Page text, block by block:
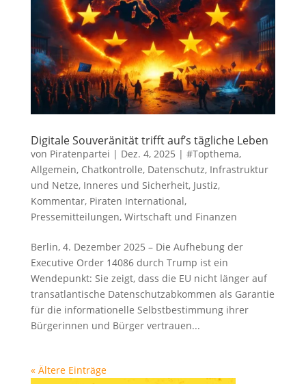
Digitale Souveränität trifft auf’s tägliche Leben
von Piratenpartei | Dez. 4, 2025 | #Topthema,
Allgemein, Chatkontrolle, Datenschutz, Infrastruktur
und Netze, Inneres und Sicherheit, Justiz,
Kommentar, Piraten International,
Pressemitteilungen, Wirtschaft und Finanzen
Berlin, 4. Dezember 2025 – Die Aufhebung der
Executive Order 14086 durch Trump ist ein
Wendepunkt: Sie zeigt, dass die EU nicht länger auf
transatlantische Datenschutzabkommen als Garantie
für die informationelle Selbstbestimmung ihrer
Bürgerinnen und Bürger vertrauen...
« Ältere Einträge